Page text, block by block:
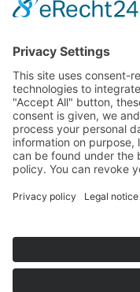
Social
Facebook
Twitter
Instagram
LinkedIn
Copyright © 2023